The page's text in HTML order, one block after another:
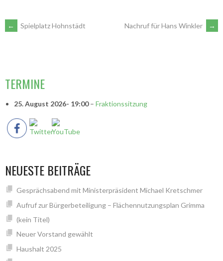
ARTIKEL-
← Spielplatz Hohnstädt Nachruf für Hans Winkler →
TERMINE
25. August 2026- 19:00– Fraktionssitzung
NEUESTE BEITRÄGE
Gesprächsabend mit Ministerpräsident Michael Kretschmer
Aufruf zur Bürgerbeteiligung – Flächennutzungsplan Grimma
(kein Titel)
Neuer Vorstand gewählt
Haushalt 2025